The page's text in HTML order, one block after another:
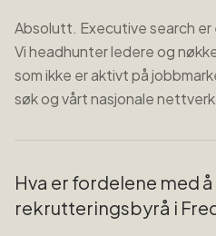
Absolutt. Executive search
Vi headhunter ledere og
som ikke er aktivt på
søk og vårt nasjonale
Hva er fordelene med
rekrutteringsbyrå i